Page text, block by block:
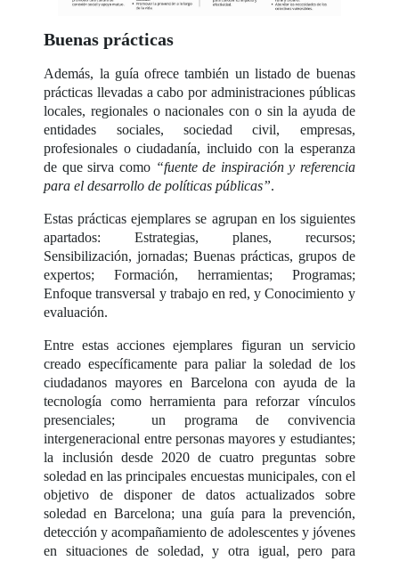
Buenas prácticas
Además, la guía ofrece también un listado de buenas
prácticas llevadas a cabo por administraciones públicas
locales, regionales o nacionales con o sin la ayuda de
entidades sociales, sociedad civil, empresas,
profesionales o ciudadanía, incluido con la esperanza
de que sirva como “fuente de inspiración y referencia
para el desarrollo de políticas públicas”.
Estas prácticas ejemplares se agrupan en los siguientes
apartados: Estrategias, planes, recursos;
Sensibilización, jornadas; Buenas prácticas, grupos de
expertos; Formación, herramientas; Programas;
Enfoque transversal y trabajo en red, y Conocimiento y
evaluación.
Entre estas acciones ejemplares figuran un servicio
creado específicamente para paliar la soledad de los
ciudadanos mayores en Barcelona con ayuda de la
tecnología como herramienta para reforzar vínculos
presenciales; un programa de convivencia
intergeneracional entre personas mayores y estudiantes;
la inclusión desde 2020 de cuatro preguntas sobre
soledad en las principales encuestas municipales, con el
objetivo de disponer de datos actualizados sobre
soledad en Barcelona; una guía para la prevención,
detección y acompañamiento de adolescentes y jóvenes
en situaciones de soledad, y otra igual, pero para